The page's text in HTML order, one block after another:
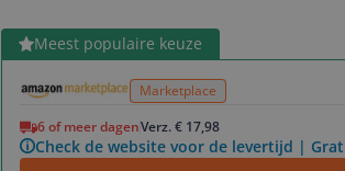
Er zijn geen artikelen
Meest populaire keuze
Marketplace
6 of meer dagenVerz. € 17,98
Check de website voor de levertijd |
Bekijk product